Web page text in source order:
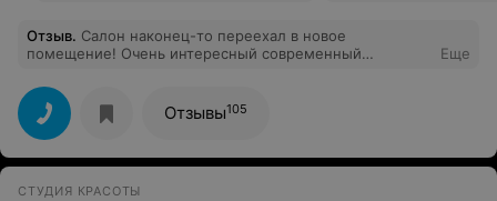
Отзыв. Салон наконец-то переехал в новое
помещение! Очень интересный современный
изменились + сейчас действуют акции.Открылся
кабинет спа - была на процедуре у мастера-мужчины
(к сожалению, не запомнила имя) - очень
понравилось. Успехов на новом месте!
Еще
Отзывы105
СТУДИЯ КРАСОТЫ